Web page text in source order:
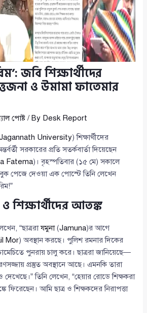
জবি শিক্ষার্থীদের
ও উমামা ফাতেমার
পোষ্ট / By Desk Report
University) শিক্ষার্থীদের
সরকারের প্রতি সতর্কবার্তা দিয়েছেন
Fatema)। বৃহস্পতিবার (১৫ মে) সকালে
পেজে দেওয়া এক পোস্টে তিনি লেখেন
ও শিক্ষার্থীদের আতঙ্ক
“ছাত্ররাযমুনা(Jamuna)র আগে
Mor) অবস্থান করছে। পুলিশ রমনার দিকের
পুনরায় চালু করে। ছাত্ররা জানিয়েছে—
প্রস্তুত অবস্থানে আছে। এমনকি তারা
তিনি লেখেন, “হেয়ার রোডে শিক্ষকরা
ফিরেছেন। আমি ছাত্র ও শিক্ষকদের নিরাপত্তা